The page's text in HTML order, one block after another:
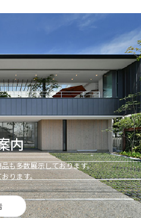
内
も多数展示しております。
ります。